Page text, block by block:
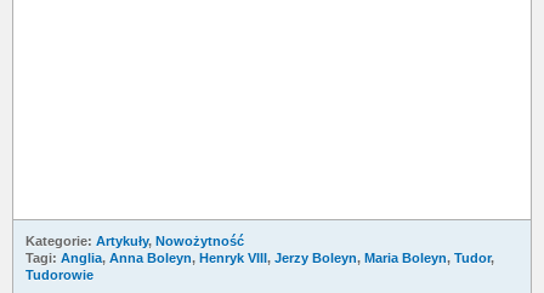
Kategorie: Artykuły, Nowożytność
Tagi: Anglia, Anna Boleyn, Henryk VIII, Jerzy Boleyn, Maria Boleyn, Tudor,
Tudorowie